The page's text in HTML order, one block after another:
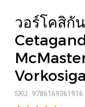
วอร์โคสิกั
SKU : 9786169361916